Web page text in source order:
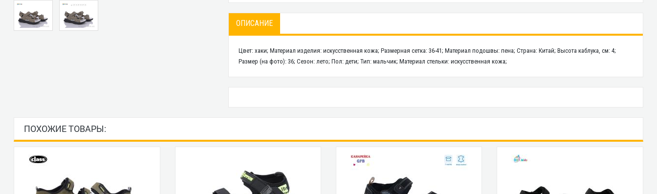
ОПИСАНИЕ
Цвет: хаки; Материал изделия: искусственная кожа; Размерная сетка: 36-41; Материал подошвы: пена; Страна: Китай; Высота каблука, см: 4;
Размер (на фото): 36; Сезон: лето; Пол: дети; Тип: мальчик; Материал стельки: искусственная кожа;
ПОХОЖИЕ ТОВАРЫ: